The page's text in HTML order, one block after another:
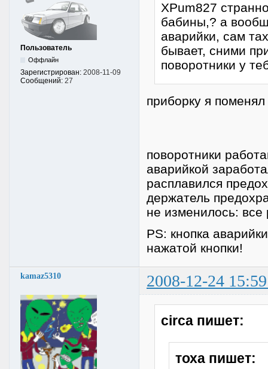
Пользователь
Оффлайн
Зарегистрирован: 2008-11-09
Сообщений: 27
XPum827
бабины,? а
аварийки, сам
бывает, сними
поворотники у
приборку я
поворотники
аварийкой
расплавился
держатель
не изменилось: все
PS: кнопка
нажатой кнопки!
kamaz5310 2008-12-24
circa пишет:
тоха пишет: